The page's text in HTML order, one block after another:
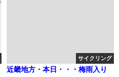
サイクリング
近畿地方・本日・・・梅雨入り